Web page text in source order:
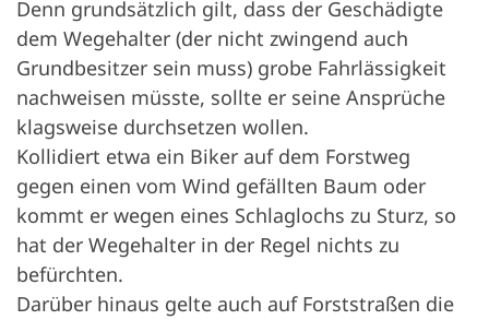
Denn grundsätzlich gilt, dass der Geschädigte
dem Wegehalter (der nicht zwingend auch
Grundbesitzer sein muss) grobe Fahrlässigkeit
nachweisen müsste, sollte er seine Ansprüche
klagsweise durchsetzen wollen.
Kollidiert etwa ein Biker auf dem Forstweg
gegen einen vom Wind gefällten Baum oder
kommt er wegen eines Schlaglochs zu Sturz, so
hat der Wegehalter in der Regel nichts zu
befürchten.
Darüber hinaus gelte auch auf Forststraßen die